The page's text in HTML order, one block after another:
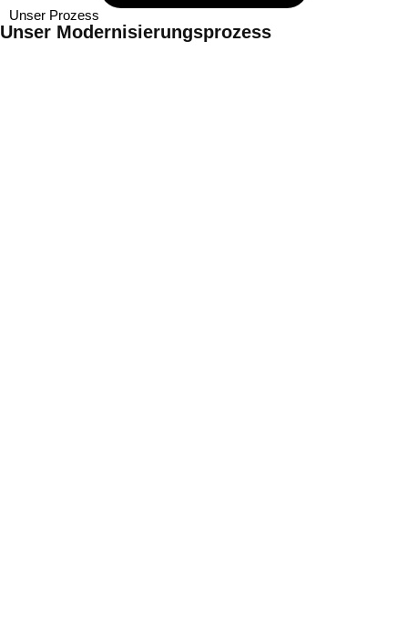
Unser Prozess
Unser Modernisierungsprozess